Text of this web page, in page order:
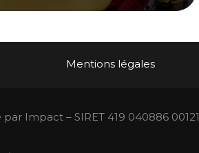
Mentions légales
Impact – SIRET 419 040886 00121